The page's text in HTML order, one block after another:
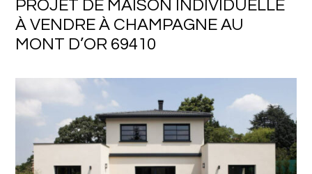
PROJET DE MAISON INDIVIDUELLE
À VENDRE À CHAMPAGNE AU
MONT D’OR 69410